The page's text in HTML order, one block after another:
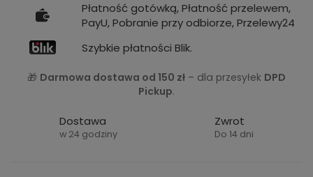
Płatność gotówką, Płatność przelewem,
PayU, Pobranie przy odbiorze, Przelewy24
Szybkie płatności Blik.
🎁 Darmowa dostawa od 150 zł – dla przesyłek DPD
Pickup.
Dostawa
w 24 godziny
Zwrot
Do 14 dni